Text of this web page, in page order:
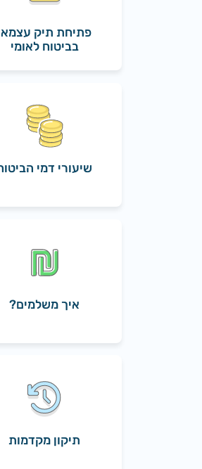
פתיחת תיק עצמאי
בביטוח לאומי
שיעורי דמי הביטוח
איך משלמים?
תיקון מקדמות